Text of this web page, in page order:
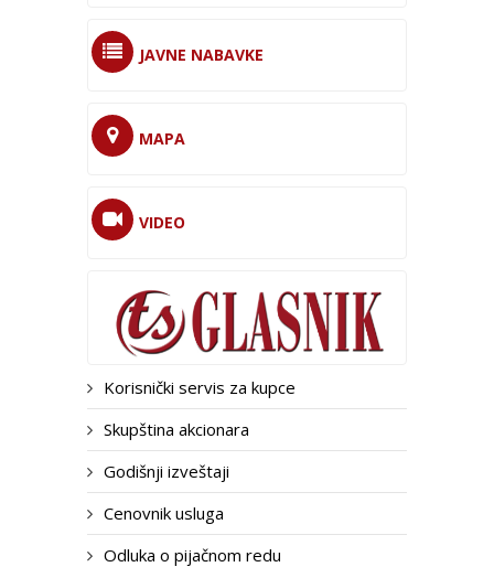
JAVNE NABAVKE
MAPA
VIDEO
Korisnički servis za kupce
Skupština akcionara
Godišnji izveštaji
Cenovnik usluga
Odluka o pijačnom redu